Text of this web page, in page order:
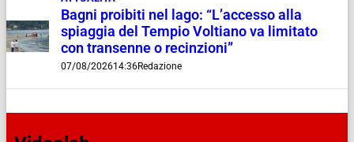
Bagni proibiti nel lago: “L’accesso alla
spiaggia del Tempio Voltiano va limitato
con transenne o recinzioni”
07/08/202614:36Redazione